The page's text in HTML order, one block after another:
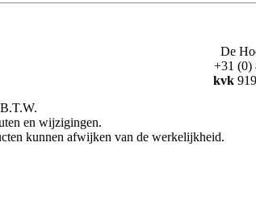
De
+31
kvk
en wijzigingen.
kunnen afwijken van de werkelijkheid.